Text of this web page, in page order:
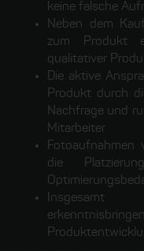
keine falsche
Neben dem
zum Produkt
qualitativer
Die aktive
Produkt durch
Nachfrage und
Mitarbeiter
die